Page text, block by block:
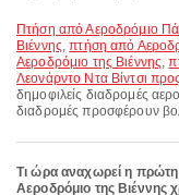
πτήση από Αεροδρόμιο Πάλμα ντε Μαγιόρκα προς Διεθνές Αεροδρόμιο της
Βιέννης,πτήση από
Αεροδρόμιο της Βιέννης,
Λεονάρντο Ντα Βίντσι
δημοφιλείς διαδρομές
διαδρομές προσφέρουν
Τι ώρα αναχωρεί η
Αεροδρόμιο της Βιέννης